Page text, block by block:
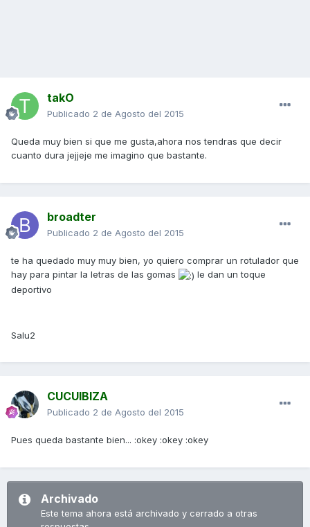
takO
Publicado 2 de Agosto del 2015
Queda muy bien si que me gusta,ahora nos tendras que decir
cuanto dura jejjeje me imagino que bastante.
broadter
Publicado 2 de Agosto del 2015
te ha quedado muy muy bien, yo quiero comprar un rotulador que
hay para pintar la letras de las gomas
le dan un toque
deportivo
Salu2
CUCUIBIZA
Publicado 2 de Agosto del 2015
Pues queda bastante bien... :okey :okey :okey
Archivado
Este tema ahora está archivado y cerrado a otras